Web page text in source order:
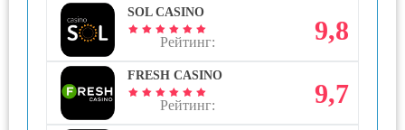
SOL CASINO
Рейтинг: 9,8
FRESH CASINO
Рейтинг: 9,7